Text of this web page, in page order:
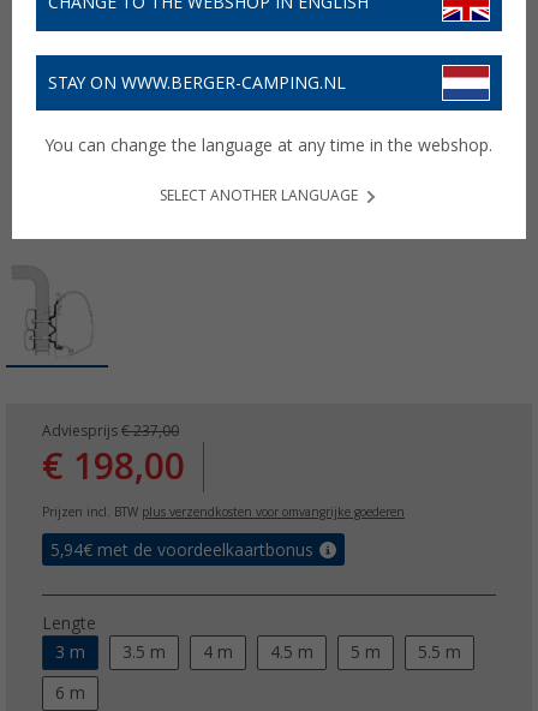
Adviesprijs € 237,00
€ 198,00
Prijzen incl. BTW plus verzendkosten voor omvangrijke goederen
5,94€ met de voordeelkaartbonus
Lengte
3 m
3.5 m 4 m 4.5 m 5 m 5.5 m
6 m
STAY ON WWW.BERGER-CAMPING.NL
You can change the language at any time in the webshop.
SELECT ANOTHER LANGUAGE